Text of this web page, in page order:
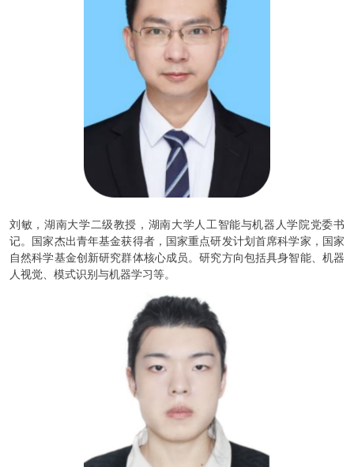
刘敏，湖南大学二级教授，湖南大学人工智能与机器人学院党委书
记。国家杰出青年基金获得者，国家重点研发计划首席科学家，国家
自然科学基金创新研究群体核心成员。研究方向包括具身智能、机器
人视觉、模式识别与机器学习等。